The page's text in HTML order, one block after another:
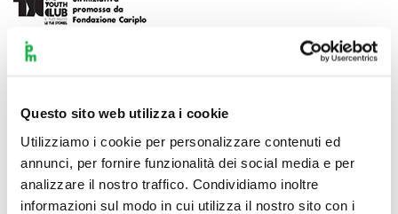
Questo sito web utilizza i cookie
Utilizziamo i cookie per personalizzare contenuti ed
annunci, per fornire funzionalità dei social media e per
analizzare il nostro traffico. Condividiamo inoltre
informazioni sul modo in cui utilizza il nostro sito con i